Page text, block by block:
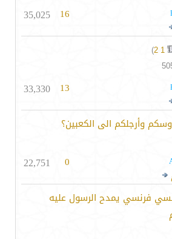
16
35,025
1
2
)
13
33,330
وأرجلكم الى الكعبين؟
0
22,751
فرنسي يمدح الرسول عليه